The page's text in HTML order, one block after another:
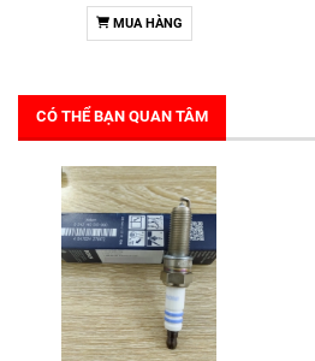
MUA HÀNG
CÓ THỂ BẠN QUAN TÂM